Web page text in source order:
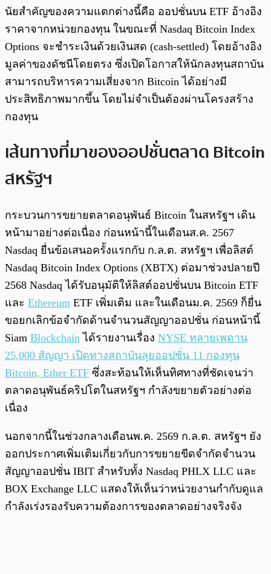
นัยสำคัญของความแตกต่างนี้คือ ออปชั่นบน ETF อ้างอิง
ราคาจากหน่วยกองทุน ในขณะที่ Nasdaq Bitcoin Index
Options จะชำระเงินด้วยเงินสด (cash-settled) โดยอ้างอิง
มูลค่าของดัชนีโดยตรง ซึ่งเปิดโอกาสให้นักลงทุนสถาบัน
สามารถบริหารความเสี่ยงจาก Bitcoin ได้อย่างมี
ประสิทธิภาพมากขึ้น โดยไม่จำเป็นต้องผ่านโครงสร้าง
กองทุน
เส้นทางที่มาของออปชั่นตลาด Bitcoin
สหรัฐฯ
กระบวนการขยายตลาดอนุพันธ์ Bitcoin ในสหรัฐฯ เดิน
หน้ามาอย่างต่อเนื่อง ก่อนหน้านี้ในเดือนส.ค. 2567
Nasdaq ยื่นข้อเสนอครั้งแรกกับ ก.ล.ต. สหรัฐฯ เพื่อลิสต์
Nasdaq Bitcoin Index Options (XBTX) ต่อมาช่วงปลายปี
2568 Nasdaq ได้รับอนุมัติให้ลิสต์ออปชั่นบน Bitcoin ETF
และ Ethereum ETF เพิ่มเติม และในเดือนม.ค. 2569 ก็ยื่น
ขอยกเลิกข้อจำกัดด้านจำนวนสัญญาออปชั่น ก่อนหน้านี้
Siam Blockchain ได้รายงานเรื่อง NYSE ทลายเพดาน
25,000 สัญญา เปิดทางสถาบันลุยออปชั่น 11 กองทุน
Bitcoin, Ether ETF ซึ่งสะท้อนให้เห็นทิศทางที่ชัดเจนว่า
ตลาดอนุพันธ์คริปโตในสหรัฐฯ กำลังขยายตัวอย่างต่อ
เนื่อง
นอกจากนี้ในช่วงกลางเดือนพ.ค. 2569 ก.ล.ต. สหรัฐฯ ยัง
ออกประกาศเพิ่มเติมเกี่ยวกับการขยายขีดจำกัดจำนวน
สัญญาออปชั่น IBIT สำหรับทั้ง Nasdaq PHLX LLC และ
BOX Exchange LLC แสดงให้เห็นว่าหน่วยงานกำกับดูแล
กำลังเร่งรองรับความต้องการของตลาดอย่างจริงจัง